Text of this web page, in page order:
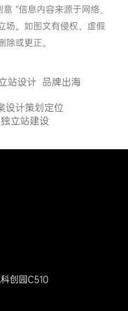
”信息内容来源于网络，
场。如图文有侵权、虚假
或更正。
站设计 品牌出海
设计策划定位
立站建设
创园C510